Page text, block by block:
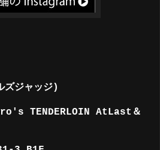
ズジャッジ)
TENDERLOIN AtLast＆